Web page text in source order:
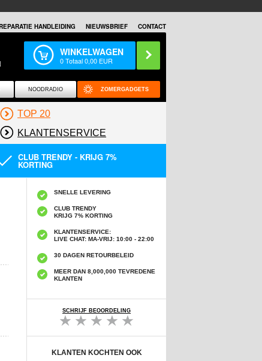
HANDLEIDING NIEUWSBRIEF CONTACT
WINKELWAGEN
0Totaal0,00 EUR
NOODRADIO ZOMERGADGETS
TOP 20
KLANTENSERVICE
CLUB TRENDY - KRIJG 7%
KORTING
SNELLE LEVERING
CLUB TRENDY
KRIJG 7% KORTING
KLANTENSERVICE:
LIVE CHAT: MA-VRIJ: 10:00 - 22:00
30 DAGEN RETOURBELEID
MEER DAN 8,000,000 TEVREDENE
KLANTEN
SCHRIJF BEOORDELING
KLANTEN KOCHTEN OOK